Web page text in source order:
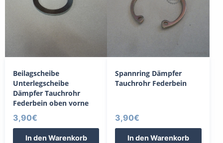
Beilagscheibe
Unterlegscheibe
Dämpfer Tauchrohr
Federbein oben vorne
3,90€
In den Warenkorb
Spannring Dämpfer
Tauchrohr Federbein
3,90€
In den Warenkorb